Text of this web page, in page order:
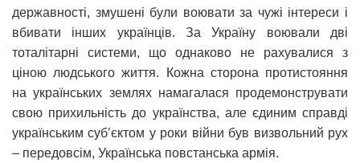
державності, змушені були воювати за чужі інтереси і
вбивати інших українців. За Україну воювали дві
тоталітарні системи, що однаково не рахувалися з
ціною людського життя. Кожна сторона протистояння
на українських землях намагалася продемонструвати
свою прихильність до українства, але єдиним справді
українським суб’єктом у роки війни був визвольний рух
– передовсім, Українська повстанська армія.